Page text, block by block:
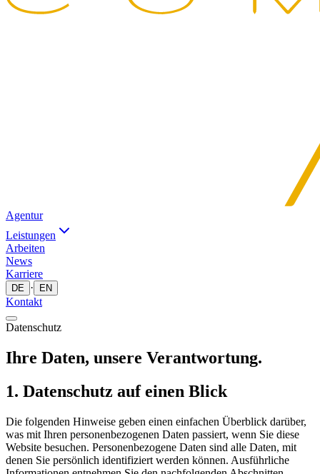
Agentur
Leistungen
Arbeiten
News
Karriere
DE · EN
Kontakt
Datenschutz
Ihre Daten, unsere Verantwortung.
1. Datenschutz auf einen Blick
Die folgenden Hinweise geben einen einfachen Überblick darüber,
was mit Ihren personenbezogenen Daten passiert, wenn Sie diese
Website besuchen. Personenbezogene Daten sind alle Daten, mit
denen Sie persönlich identifiziert werden können. Ausführliche